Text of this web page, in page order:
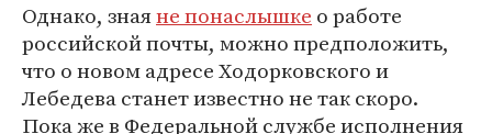
Однако, знаяне понаслышке о работе
российской почты, можно предположить,
что о новом адресе Ходорковского и
Лебедева станет известно не так скоро.
Пока же в Федеральной службе исполнения